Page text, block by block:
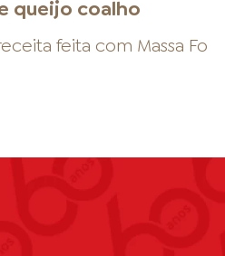
queijo coalho
feita com Massa